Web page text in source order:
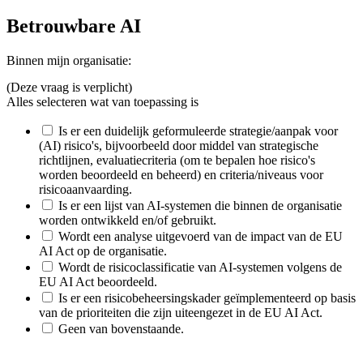
Betrouwbare AI
Binnen mijn organisatie:
(Deze vraag is verplicht)
Alles selecteren wat van toepassing is
Is er een duidelijk geformuleerde strategie/aanpak voor
(AI) risico's, bijvoorbeeld door middel van strategische
richtlijnen, evaluatiecriteria (om te bepalen hoe risico's
worden beoordeeld en beheerd) en criteria/niveaus voor
risicoaanvaarding.
Is er een lijst van AI-systemen die binnen de organisatie
worden ontwikkeld en/of gebruikt.
Wordt een analyse uitgevoerd van de impact van de EU
AI Act op de organisatie.
Wordt de risicoclassificatie van AI-systemen volgens de
EU AI Act beoordeeld.
Is er een risicobeheersingskader geïmplementeerd op basis
van de prioriteiten die zijn uiteengezet in de EU AI Act.
Geen van bovenstaande.